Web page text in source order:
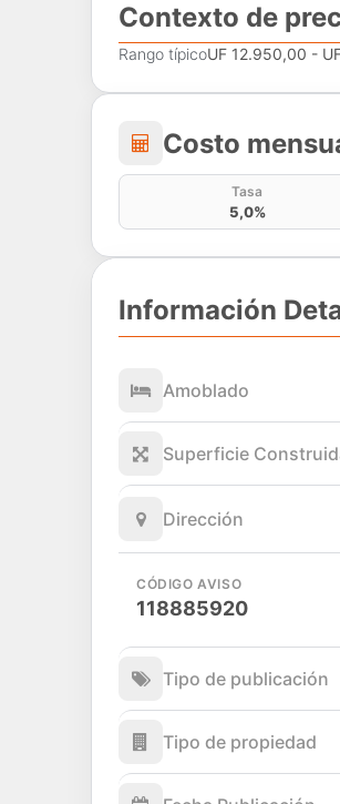
Contexto de
Rango típicoUF 12.950,00 -
Costo
Costo
Tasa
5,0%
Información
Amoblado
Superficie
Dirección
CÓDIGO AVISO
118885920
Tipo de publicación
Tipo de propiedad